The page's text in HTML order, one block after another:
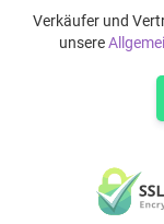
Verkäufer und
unsere